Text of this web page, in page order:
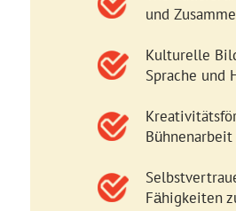
und
Kulturelle
Sprache und
Bühnenarbeit
Fähigkeiten